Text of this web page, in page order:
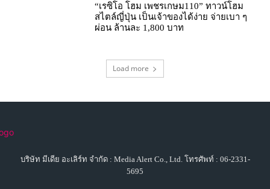
“เรซิโอ โฮม เพชรเกษม110” ทาวน์โฮม
สไตล์ญี่ปุ่น เป็นเจ้าของได้ง่าย จ่ายเบา ๆ
ผ่อน ล้านละ 1,800 บาท
Load more
บริษัท มีเดีย อะเลิร์ท จำกัด : Media Alert Co., Ltd. โทรศัพท์ : 06-2331-
5695